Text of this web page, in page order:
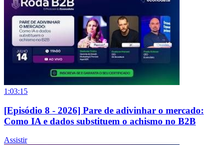
1:03:15
[Episódio 8 - 2026] Pare de adivinhar o mercado:
Como IA e dados substituem o achismo no B2B
Assistir